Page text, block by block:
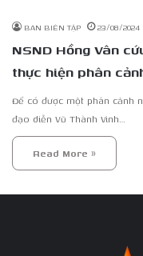
BAN BIÊN TẬP 23/08/2024
NSND Hồng Vân
thực hiện phân
Để có được một phân cảnh
đạo diễn Vũ Thành Vinh…
Read More »